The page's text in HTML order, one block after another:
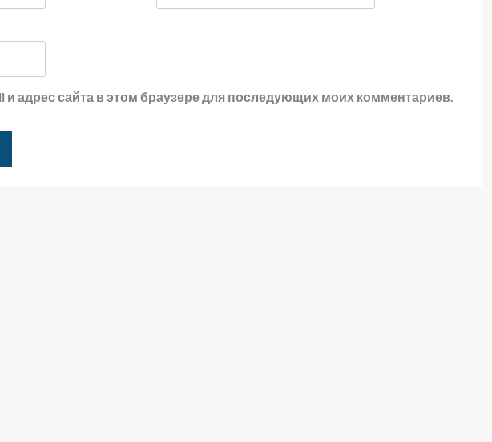
и адрес сайта в этом браузере для последующих моих комментариев.